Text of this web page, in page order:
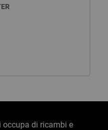
occupa di ricambi e